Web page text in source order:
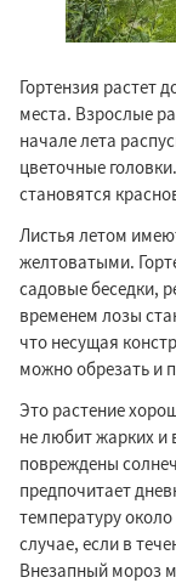
Гортензия растет
места. Взрослые
начале лета
цветочные
становятся
Листья летом
желтоватыми.
садовые беседки,
временем лозы
что несущая
можно обрезать и
Это растение
не любит жарких и
повреждены
предпочитает
температуру около
случае, если в
Внезапный мороз